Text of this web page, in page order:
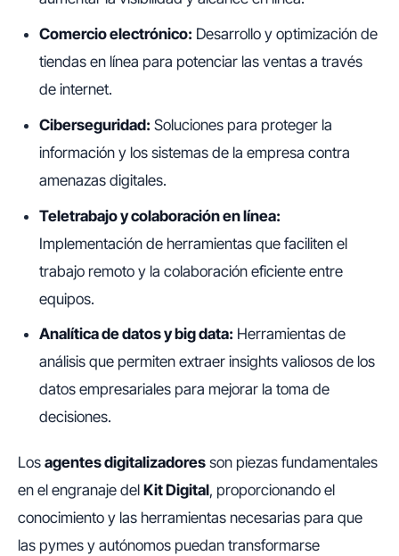
Comercio electrónico: Desarrollo y optimización de
tiendas en línea para potenciar las ventas a través
de internet.
Ciberseguridad: Soluciones para proteger la
información y los sistemas de la empresa contra
amenazas digitales.
Teletrabajo y colaboración en línea:
Implementación de herramientas que faciliten el
trabajo remoto y la colaboración eficiente entre
equipos.
Analítica de datos y big data: Herramientas de
análisis que permiten extraer insights valiosos de los
datos empresariales para mejorar la toma de
decisiones.
Los agentes digitalizadores son piezas fundamentales
en el engranaje del Kit Digital, proporcionando el
conocimiento y las herramientas necesarias para que
las pymes y autónomos puedan transformarse